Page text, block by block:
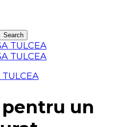
TULCEA
un